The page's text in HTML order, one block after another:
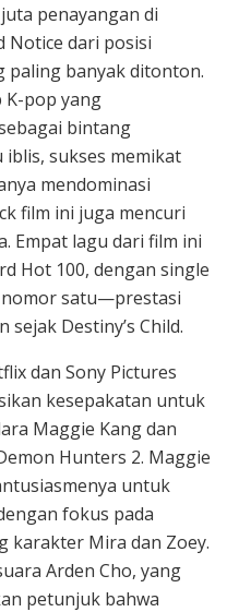
penayangan di
Notice dari posisi
paling banyak ditonton.
K-pop yang
bintang
sukses memikat
mendominasi
film ini juga mencuri
Empat lagu dari film ini
Hot 100, dengan single
nomor satu—prestasi
Destiny’s Child.
dan Sony Pictures
kesepakatan untuk
Maggie Kang dan
Hunters 2. Maggie
untuk
fokus pada
karakter Mira dan Zoey.
Arden Cho, yang
petunjuk bahwa